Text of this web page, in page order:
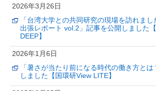
2025年11月17日
長期的な暑熱適応の効果を見込んでも
気候変動と超高齢社会により21世紀半ばに
亡者数が増加する
（筑波研究学園都市記者会、環境省記者クラブ、環
気候変動リスク産官学連携ネットワーク公
2026年3月26日
「台湾大学との共同研究の現場を訪れま
出張レポート vol.2」記事を公開しました
DEEP】
2026年1月6日
「暑さが当たり前になる時代の働き方と
しました【国環研View LITE】